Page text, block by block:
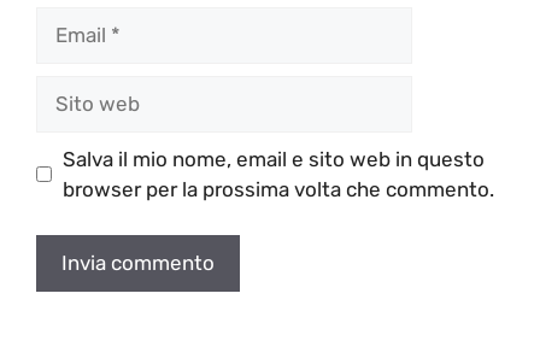
web
Salva il mio nome, email e sito web in questo
browser per la prossima volta che commento.